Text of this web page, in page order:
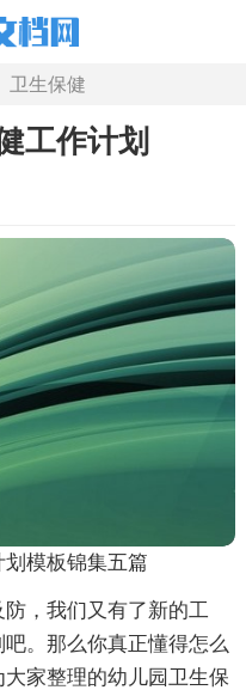
卫生保健
工作计划
模板锦集五篇
，我们又有了新的工
。那么你真正懂得怎么
家整理的幼儿园卫生保